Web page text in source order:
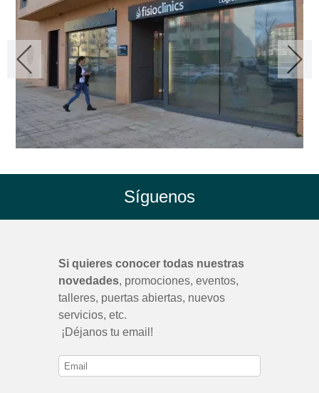
Síguenos